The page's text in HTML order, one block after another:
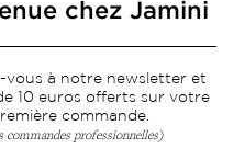
avec poésie et élégance
vous à notre newsletter
chez Jamini
vous à notre newsletter et
10 euros offerts sur votre
commande.
commandes professionnelles)